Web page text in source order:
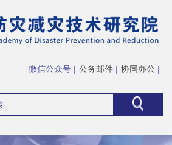
协同办公 |
公务邮件 |
微信公众号 |